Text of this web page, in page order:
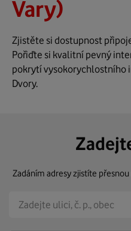
Vary)
Zjistěte si dostupnost
Pořiďte si kvalitní pevný
pokrytí vysokorychlostního
Dvory.
Zadáním adresy zjistíte